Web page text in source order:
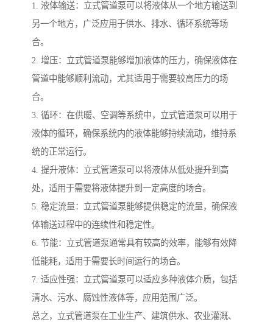
1. 液体输送：立式管道泵可以将液体从一个地方输送到
另一个地方，广泛应用于供水、排水、循环系统等场
合。
2. 增压：立式管道泵能够增加液体的压力，确保液体在
管道中能够顺利流动，尤其适用于需要较高压力的场
合。
3. 循环：在供暖、空调等系统中，立式管道泵可以用于
液体的循环，确保系统内的液体能够持续流动，维持系
统的正常运行。
4. 提升液体：立式管道泵可以将液体从低处提升到高
处，适用于需要将液体提升到一定高度的场合。
5. 稳定流量：立式管道泵能够提供稳定的流量，确保液
体输送过程中的连续性和稳定性。
6. 节能：立式管道泵通常具有较高的效率，能够有效降
低能耗，适用于需要长时间运行的场合。
7. 适应性强：立式管道泵可以适应多种液体介质，包括
清水、污水、腐蚀性液体等，应用范围广泛。
总之，立式管道泵在工业生产、建筑供水、农业灌溉、